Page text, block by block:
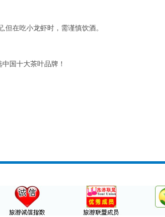
在吃小龙虾时，需谨慎饮酒。
国十大茶叶品牌！